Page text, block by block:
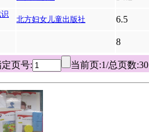
北方妇女儿童出版社 6.5
8
页号: 当前页:1/总页数:30